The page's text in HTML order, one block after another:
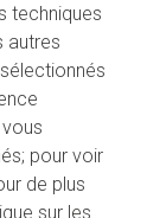
techniques
autres
pour voir
de plus
sur les